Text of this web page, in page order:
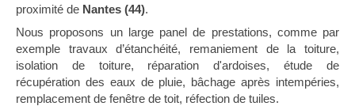
proximité de Nantes (44).
Nous proposons un large panel de prestations, comme par
exemple travaux d’étanchéité, remaniement de la toiture,
isolation de toiture, réparation d'ardoises, étude de
récupération des eaux de pluie, bâchage après intempéries,
remplacement de fenêtre de toit, réfection de tuiles.